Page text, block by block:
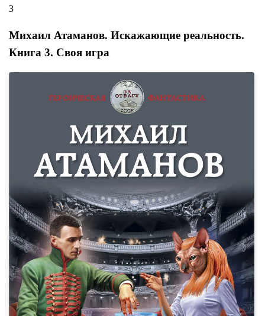
3
Михаил Атаманов. Искажающие реальность.
Книга 3. Своя игра